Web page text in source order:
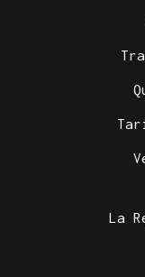
La